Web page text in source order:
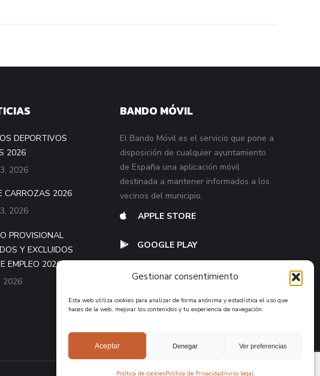
Gestionar consentimiento
Esta web utiliza cookies para analizar de forma anónima y estadística el uso que
haces de la web, mejorar los contenidos y tu experiencia de navegación.
Aceptar Denegar Ver preferencias
Política de cookiesPolítica de PrivacidadAviso legal
DEPORTIVOS
2026
2026
CARROZAS 2026
2026
PROVISIONAL
Y EXCLUIDOS
EMPLEO 2026
2026
BANDO MÓVIL
El Bando Móvil es el servicio que pone a
disposición de cualquier ayuntamiento
de España una aplicación móvil
destinada a mantener informados a los
vecinos del municipio.
APPLE STORE
GOOGLE PLAY